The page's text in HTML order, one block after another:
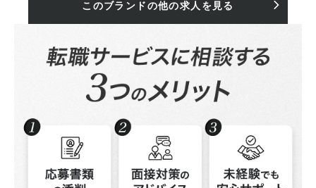
このブランドの他の求人を見る